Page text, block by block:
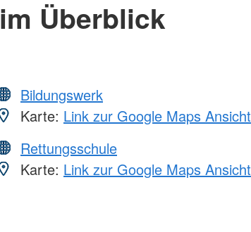
Überblick
Bildungswerk
Karte: Link zur Google Maps Ansicht
Rettungsschule
Karte: Link zur Google Maps Ansicht